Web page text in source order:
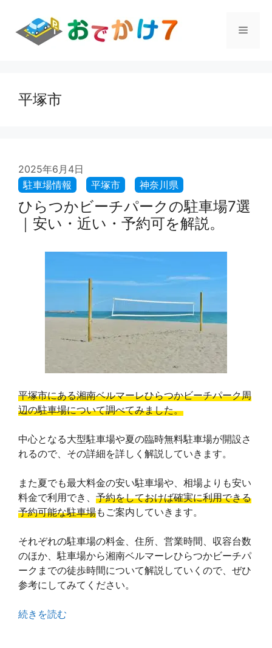
メ
平塚市
2025年6月4日
ひらつかビーチパークの駐車場7選
｜安い・近い・予約可を解説。
平塚市にある湘南ベルマーレひらつかビーチパーク周
辺の駐車場について調べてみました。
中心となる大型駐車場や夏の臨時無料駐車場が開設さ
れるので、その詳細を詳しく解説していきます。
また夏でも最大料金の安い駐車場や、相場よりも安い
料金で利用でき、 予約をしておけば確実に利用できる
予約可能な駐車場もご案内していきます。
それぞれの駐車場の料金、住所、営業時間、収容台数
のほか、駐車場から湘南ベルマーレひらつかビーチパ
ークまでの徒歩時間について解説していくので、ぜひ
参考にしてみてください。
続きを読む